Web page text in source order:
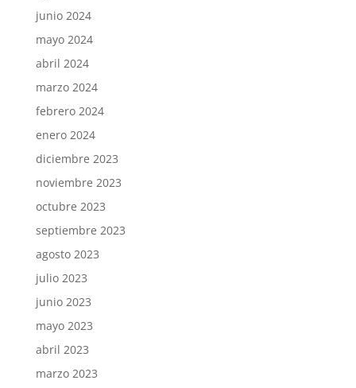
junio 2024
mayo 2024
abril 2024
marzo 2024
febrero 2024
enero 2024
diciembre 2023
noviembre 2023
octubre 2023
septiembre 2023
agosto 2023
julio 2023
junio 2023
mayo 2023
abril 2023
marzo 2023